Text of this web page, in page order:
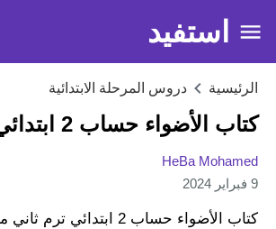
استفيد
الرئيسية دروس المرحلة الابتدائية
كتاب الأضواء حساب 2 ابتدائي ترم ثاني
HeBa Mohamed
9 فبراير 2024
كتاب الأضواء حساب 2